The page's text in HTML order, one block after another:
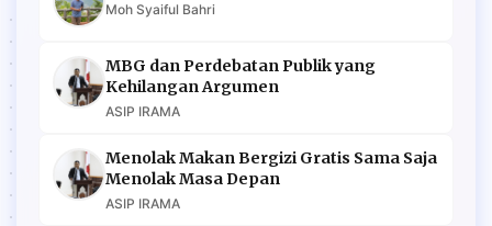
Moh Syaiful Bahri
MBG dan Perdebatan Publik yang
Kehilangan Argumen
ASIP IRAMA
Menolak Makan Bergizi Gratis Sama Saja
Menolak Masa Depan
ASIP IRAMA